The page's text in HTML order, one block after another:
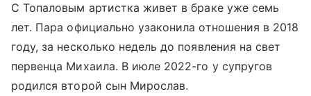
С Топаловым артистка живет в браке уже семь
лет. Пара официально узаконила отношения в 2018
году, за несколько недель до появления на свет
первенца Михаила. В июле 2022-го у супругов
родился второй сын Мирослав.